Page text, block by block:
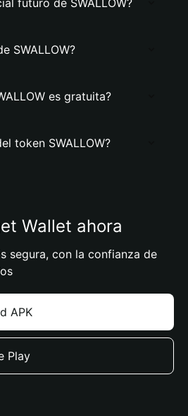
futuro de SWALLOW?
SWALLOW?
es gratuita?
token SWALLOW?
Wallet ahora
segura, con la confianza de
APK
Play